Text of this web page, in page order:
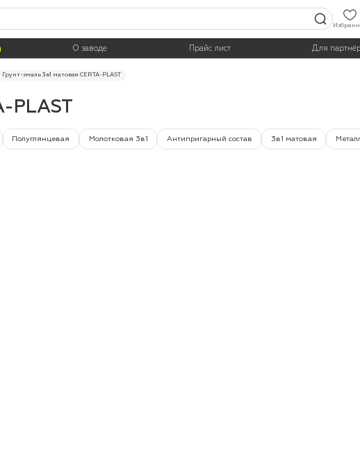
О заводе Прайс лист Для
Грунт-эмаль 3в1 матовая CERTA-PLAST
PLAST
Полуглянцевая Молотковая 3в1 Антипригарный состав 3в1 матовая